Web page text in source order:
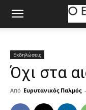
Εκδηλώσεις
Όχι στα
Από Ευρυτανικός Παλμός -